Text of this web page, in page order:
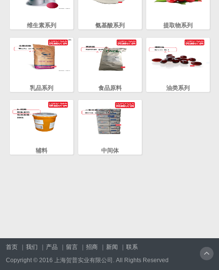
维生素系列 氨基酸系列 提取物系列
乳品系列 食品原料 油类系列
辅料 中间体
首页| 我们 产品 留言| 招商| 新闻
联系
Copyright © 2016 上海贺普实业有限公司. All Rights Reserved